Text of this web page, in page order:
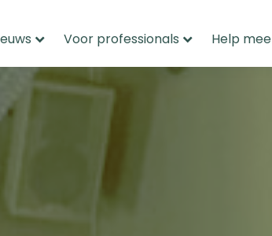
Voor professionals Help mee